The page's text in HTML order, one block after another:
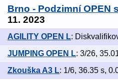
Brno - Podzimní OPEN
11. 2023
AGILITY OPEN L:
JUMPING OPEN L: 3/26,
Zkouška A3 L: 1/6, 36.35 s,